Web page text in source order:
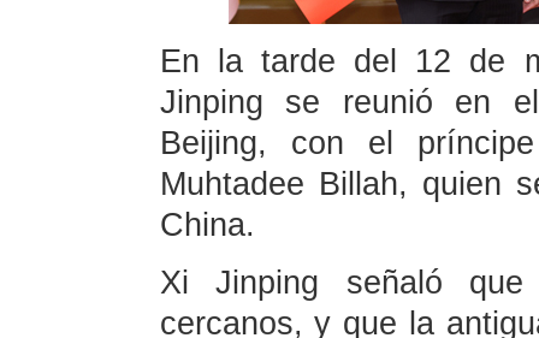
En la tarde del 12 de
Jinping se reunió en
Beijing, con el
Muhtadee Billah, quien
China.
Xi Jinping señaló
cercanos, y que la